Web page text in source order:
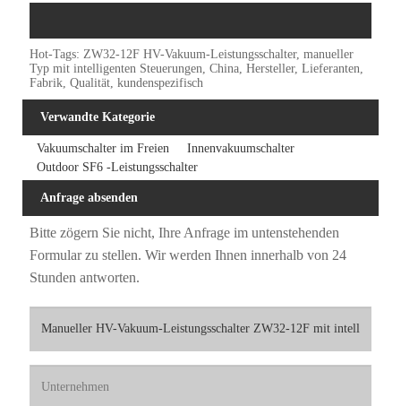
Hot-Tags: ZW32-12F HV-Vakuum-Leistungsschalter, manueller
Typ mit intelligenten Steuerungen, China, Hersteller, Lieferanten,
Fabrik, Qualität, kundenspezifisch
Verwandte Kategorie
Vakuumschalter im Freien
Innenvakuumschalter
Outdoor SF6 -Leistungsschalter
Anfrage absenden
Bitte zögern Sie nicht, Ihre Anfrage im untenstehenden
Formular zu stellen. Wir werden Ihnen innerhalb von 24
Stunden antworten.